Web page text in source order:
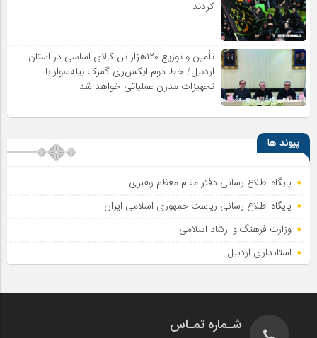
کردند
تأمین و توزیع ۱۲۰هزار تن کالای اساسی در استان
اردبیل/ خط دوم ایکس‌ری گمرک بیله‌سوار با
تجهیزات مدرن عملیاتی خواهد شد
پیوند ها
پایگاه اطلاع رسانی دفتر مقام معظم رهبری
پایگاه اطلاع‌ رسانی ریاست‌ جمهوری اسلامی ایران
وزارت فرهنگ و ارشاد اسلامی
استانداری اردبیل
شـماره تمـاس